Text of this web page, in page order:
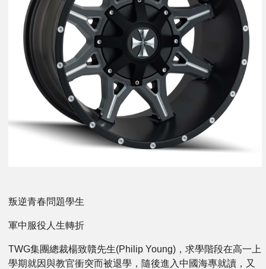
叛逆青春問題學生
軍中服役人生轉折
TWG集團總裁楊致贛先生(Philip Young)，求學階段在高一上
學期就因與教官衝突而被退學，隨後進入中國海專就讀，又